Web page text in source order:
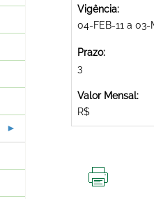
Vigência:
04-FEB-11 a 03-
Prazo:
3
Valor Mensal:
R$